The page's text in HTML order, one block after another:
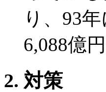
り、93
6,088億
対策